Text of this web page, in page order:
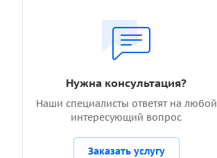
Нужна консультация?
Наши специалисты ответят на любой
интересующий вопрос
Заказать услугу